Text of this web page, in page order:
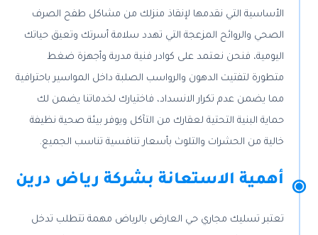
الأساسية التي نقدمها لإنقاذ منزلك من مشاكل طفح الصرف
الصحي والروائح المزعجة التي تهدد سلامة أسرتك وتعيق حياتك
اليومية، فنحن نعتمد على كوادر فنية مدربة وأجهزة ضغط
متطورة لتفتيت الدهون والرواسب الصلبة داخل المواسير باحترافية
مما يضمن عدم تكرار الانسداد، فاختيارك لخدماتنا يضمن لك
حماية البنية التحتية لعقارك من التآكل ويوفر بيئة صحية نظيفة
خالية من الحشرات والتلوث بأسعار تنافسية تناسب الجميع.
أهمية الاستعانة بشركة رياض درين
تعتبر تسليك مجاري حي العارض بالرياض مهمة تتطلب تدخل